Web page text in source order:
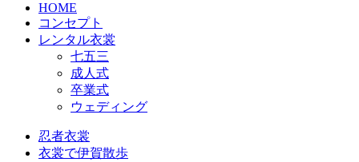
HOME
コンセプト
レンタル衣裳
七五三
成人式
卒業式
ウェディング
忍者衣裳
衣裳で伊賀散歩